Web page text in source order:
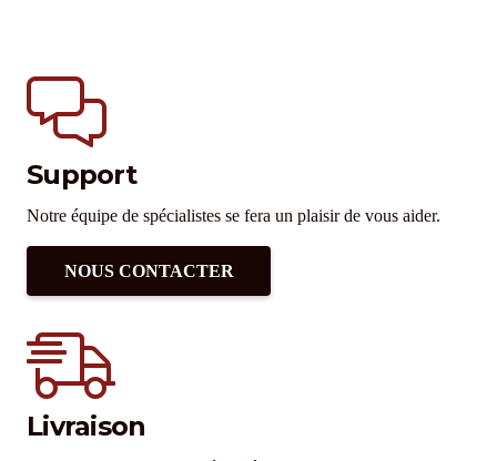
Support
Notre équipe de spécialistes se fera un plaisir de vous aider.
NOUS CONTACTER
Livraison